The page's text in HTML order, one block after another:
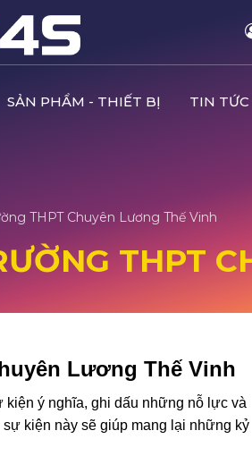
SẢN PHẨM - THIẾT BỊ TIN
THPT Chuyên Lương Thế Vinh
THPT
Lương Thế Vinh
ý nghĩa, ghi dấu những nỗ lực và
kiện này sẽ giúp mang lại những kỷ